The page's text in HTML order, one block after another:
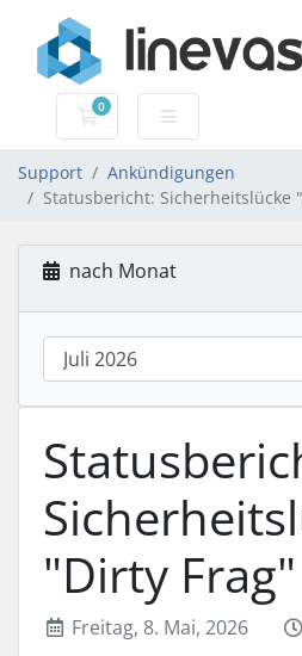
0
Mein Warenkorb
Support
Ankündigungen
Statusbericht: Sicherheitslücke
nach Monat
"Dirty Frag"
Freitag, 8. Mai, 2026